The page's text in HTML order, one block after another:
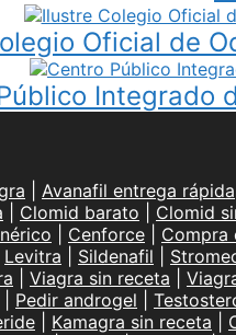
Oficial de
Integrado
Avanafil entrega rápida
Clomid barato Clomid
Cenforce Compra
Levitra Sildenafil
Viagra sin receta
Pedir androgel
Kamagra sin receta